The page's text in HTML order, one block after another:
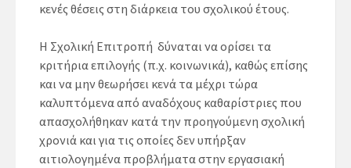
κενές θέσεις στη διάρκεια του σχολικού έτους.
Η Σχολική Επιτροπή δύναται να ορίσει τα
κριτήρια επιλογής (π.χ. κοινωνικά), καθώς επίσης
και να μην θεωρήσει κενά τα μέχρι τώρα
καλυπτόμενα από αναδόχους καθαρίστριες που
απασχολήθηκαν κατά την προηγούμενη σχολική
χρονιά και για τις οποίες δεν υπήρξαν
αιτιολογημένα προβλήματα στην εργασιακή